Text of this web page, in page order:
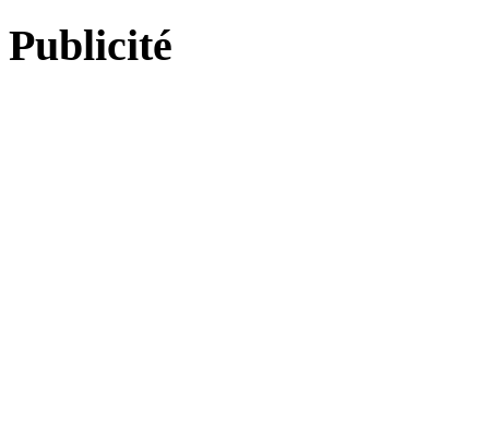
Publicité